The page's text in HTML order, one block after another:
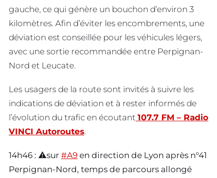
gauche, ce qui génère un bouchon d’environ 3
kilomètres. Afin d’éviter les encombrements, une
déviation est conseillée pour les véhicules légers,
avec une sortie recommandée entre Perpignan-
Nord et Leucate.
Les usagers de la route sont invités à suivre les
indications de déviation et à rester informés de
l’évolution du trafic en écoutant 107.7 FM – Radio
VINCI Autoroutes.
14h46 : ⚠️sur #A9 en direction de Lyon après n°41
Perpignan-Nord, temps de parcours allongé